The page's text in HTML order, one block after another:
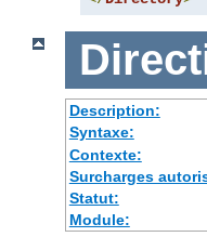
Description:
Syntaxe:
Contexte:
Surcharges
Statut:
Module: